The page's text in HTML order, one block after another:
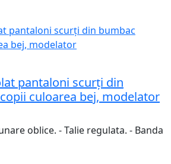
pantaloni scurți din
culoarea bej, modelator
oblice. - Talie regulata. - Banda